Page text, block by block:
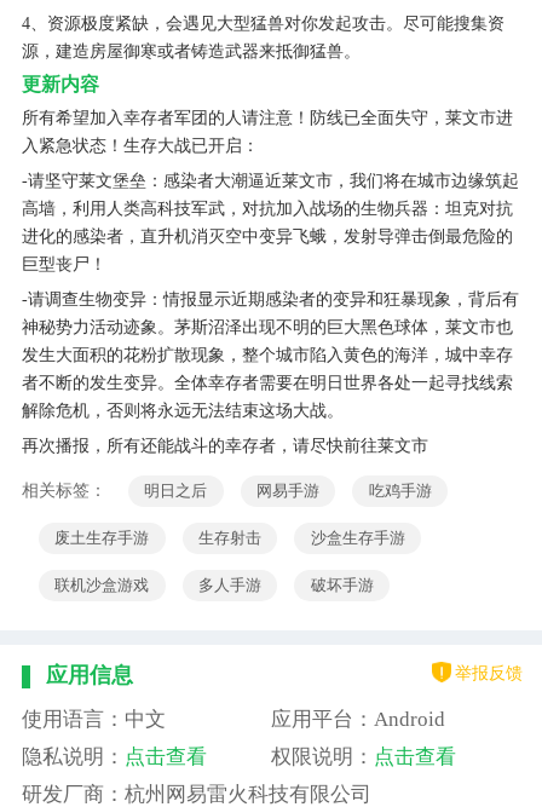
4、资源极度紧缺，会遇见大型猛兽对你发起攻击。尽可能搜集资
源，建造房屋御寒或者铸造武器来抵御猛兽。
更新内容
所有希望加入幸存者军团的人请注意！防线已全面失守，莱文市进
入紧急状态！生存大战已开启：
-请坚守莱文堡垒：感染者大潮逼近莱文市，我们将在城市边缘筑起
高墙，利用人类高科技军武，对抗加入战场的生物兵器：坦克对抗
进化的感染者，直升机消灭空中变异飞蛾，发射导弹击倒最危险的
巨型丧尸！
-请调查生物变异：情报显示近期感染者的变异和狂暴现象，背后有
神秘势力活动迹象。茅斯沼泽出现不明的巨大黑色球体，莱文市也
发生大面积的花粉扩散现象，整个城市陷入黄色的海洋，城中幸存
者不断的发生变异。全体幸存者需要在明日世界各处一起寻找线索
解除危机，否则将永远无法结束这场大战。
再次播报，所有还能战斗的幸存者，请尽快前往莱文市
相关标签： 明日之后 网易手游 吃鸡手游
废土生存手游 生存射击 沙盒生存手游
联机沙盒游戏 多人手游 破坏手游
应用信息 举报反馈
使用语言：中文
应用平台：Android
隐私说明： 点击查看 权限说明： 点击查看
研发厂商：杭州网易雷火科技有限公司